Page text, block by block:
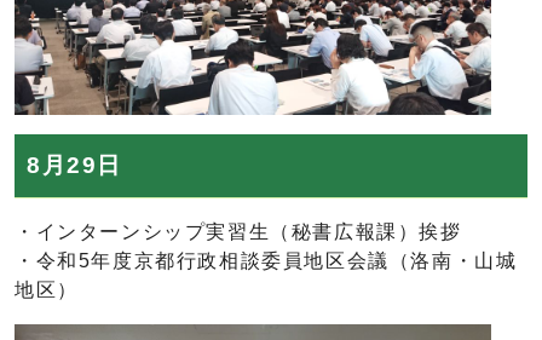
8月29日
・インターンシップ実習生（秘書広報課）挨拶
・令和5年度京都行政相談委員地区会議（洛南・山城
地区）